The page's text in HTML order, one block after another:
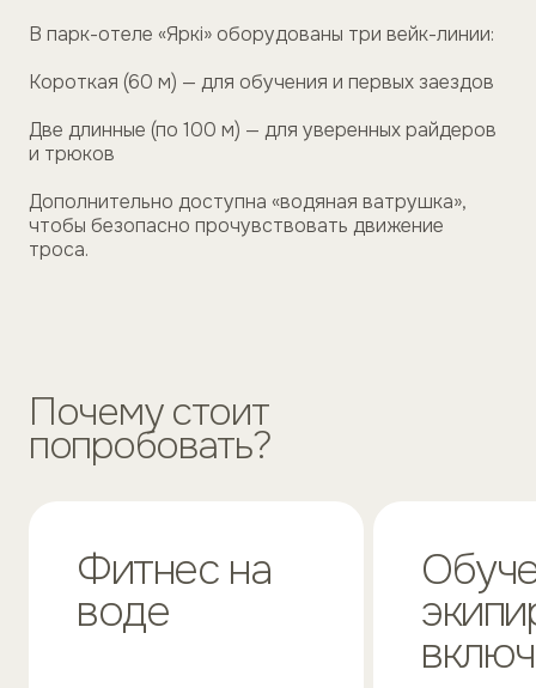
В парк-отеле «Яркi» оборудованы три вейк-линии:
Короткая (60 м) — для обучения и первых заездов
Две длинные (по 100 м) — для уверенных райдеров
и трюков
Дополнительно доступна «водяная ватрушка»,
чтобы безопасно прочувствовать движение
троса.
Почему стоит
попробовать?
Фитнес на
воде